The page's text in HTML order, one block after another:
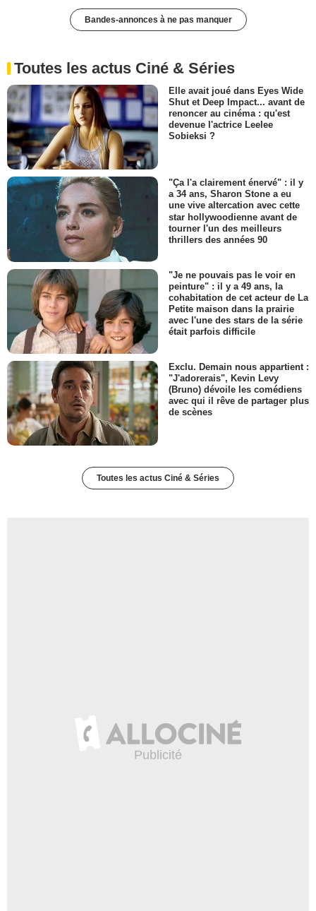
Bandes-annonces à ne pas manquer
Toutes les actus Ciné & Séries
Elle avait joué dans Eyes Wide
Shut et Deep Impact... avant de
renoncer au cinéma : qu'est
devenue l'actrice Leelee
Sobieksi ?
"Ça l'a clairement énervé" : il y
a 34 ans, Sharon Stone a eu
une vive altercation avec cette
star hollywoodienne avant de
tourner l'un des meilleurs
thrillers des années 90
"Je ne pouvais pas le voir en
peinture" : il y a 49 ans, la
cohabitation de cet acteur de La
Petite maison dans la prairie
avec l'une des stars de la série
était parfois difficile
Exclu. Demain nous appartient :
"J'adorerais", Kevin Levy
(Bruno) dévoile les comédiens
avec qui il rêve de partager plus
de scènes
Toutes les actus Ciné & Séries